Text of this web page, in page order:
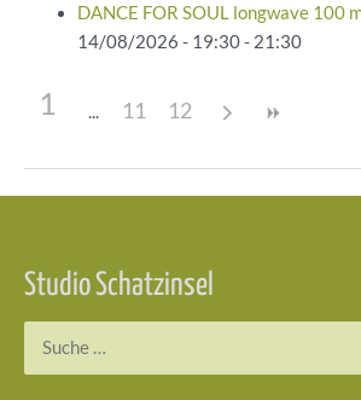
DANCE FOR SOUL longwave 100
14/08/2026 - 19:30 - 21:30
1 11 12
Studio Schatzinsel